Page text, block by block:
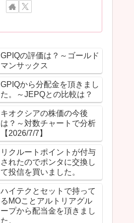
GPIQの評価は？～ゴールド
マンサックス
GPIQから分配金を頂きまし
た。～JEPQとの比較は？
キオクシアの株価の今後
は？～対数チャートで分析
【2026/7/7】
リクルートポイントが付与
されたのでポンタに交換し
て投信を買いました。
ハイテクとセットで持って
るMOことアルトリアグル
ープから配当金を頂きまし
た。